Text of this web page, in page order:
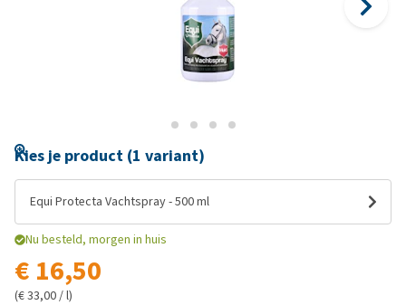
Kies je product (1 variant)
Equi Protecta Vachtspray - 500 ml
Nu besteld, morgen in huis
€ 16,50
(€ 33,00 / l)